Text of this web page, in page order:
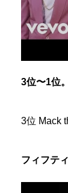
3位〜1位。
3位 Mack
フィフテ